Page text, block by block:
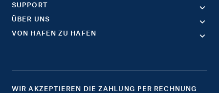
SUPPORT
ÜBER UNS
VON HAFEN ZU HAFEN
WIR AKZEPTIEREN DIE ZAHLUNG PER RECHNUNG